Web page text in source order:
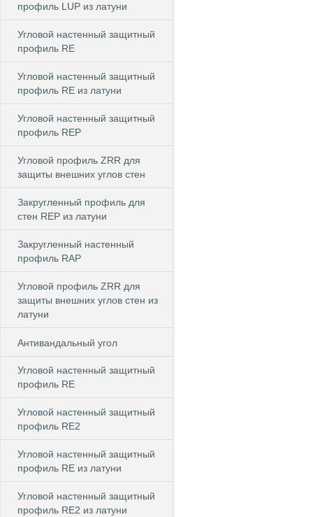
профиль LUP из латуни
Угловой настенный защитный
профиль RE
Угловой настенный защитный
профиль RE из латуни
Угловой настенный защитный
профиль REP
Угловой профиль ZRR для
защиты внешних углов стен
Закругленный профиль для
стен REP из латуни
Закругленный настенный
профиль RAP
Угловой профиль ZRR для
защиты внешних углов стен из
латуни
Антивандальный угол
Угловой настенный защитный
профиль RE
Угловой настенный защитный
профиль RE2
Угловой настенный защитный
профиль RE из латуни
Угловой настенный защитный
профиль RE2 из латуни